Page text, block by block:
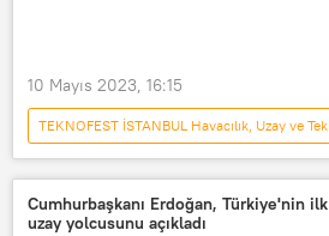
10 Mayıs 2023, 16:15
TÜRKİYE
TEKNOFEST
Türkiye
Marş Bağımsızlık
Cumhurbaşkanı Erdoğan, Türkiye'nin ilk
uzay yolcusunu açıkladı